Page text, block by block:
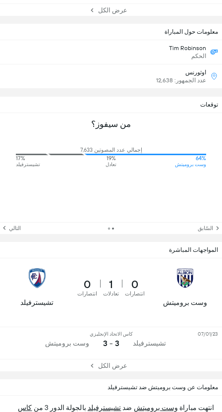
عرض الكل
معلومات حول المباراة
Tim Robinson
الحكم
اوثورنس
عدد الجمهور: 12,638
توقعات
من سيفوز؟
إجمالي عدد المصوتين 7,633
64%
وست بروميتش
19%
تعادل
17%
تشيسترفيلد
السّابق التالي
المواجهات المباشرة
وست بروميتش
0
انتصارات
1
تعادلات
0
انتصارات
تشيسترفيلد
تشيسترفيلد
كاس الاتحاد الإنجليزي
3 - 3 وست بروميتش
07/01/23
عرض الكل
معلومات عن وست بروميتش ضد تشيسترفيلد
انتهت مباراة وست بروميتش ضد تشيسترفيلد بالجولة الدور 3 من
كاس